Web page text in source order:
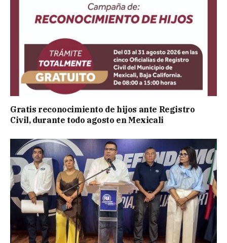
Gratis reconocimiento de hijos ante Registro
Civil, durante todo agosto en Mexicali